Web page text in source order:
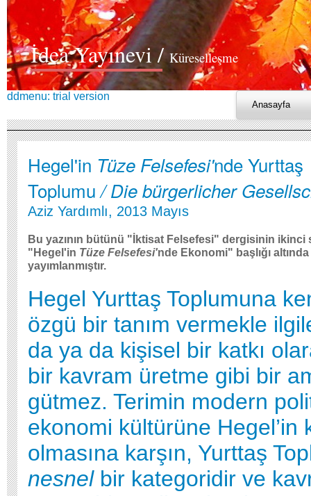
İdea Yayınevi /Küreselleşme
ddmenu: trial version
Anasayfa
Hegel'in Tüze Felsefesi'nde Yurttaş
Toplumu/ Die bürgerlicher
Aziz Yardımlı, 2013 Mayıs
Bu yazının bütünü "İktisat Felsefesi" dergisinin ikinci
"Hegel'in Tüze Felsefesi'nde Ekonomi" başlığı altında
yayımlanmıştır.
Hegel Yurttaş Toplumuna
özgü bir tanım vermekle
da ya da kişisel bir katkı
bir kavram üretme gibi bir
gütmez. Terimin modern
ekonomi kültürüne Hegel’in
olmasına karşın, Yurttaş
nesnel bir kategoridir ve